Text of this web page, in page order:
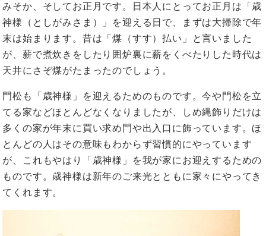
みそか、そしてお正月です。日本人にとってお正月は「歳
神様（としがみさま）」を迎える日で、まずは大掃除で年
末は始まります。昔は「煤（すす）払い」と言いました
が、薪で煮炊きをしたり囲炉裏に薪をくべたりした時代は
天井にさぞ煤がたまったのでしょう。
門松も「歳神様」を迎えるためのものです。今や門松を立
てる家などほとんどなくなりましたが、しめ縄飾りだけは
多くの家が年末に買い求め門や出入口に飾っています。ほ
とんどの人はその意味もわからず習慣的にやっています
が、これもやはり「歳神様」を我が家にお迎えするための
ものです。歳神様は新年のご来光とともに家々にやってき
てくれます。